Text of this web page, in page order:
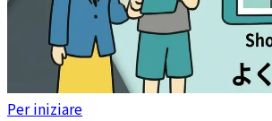
Per iniziare